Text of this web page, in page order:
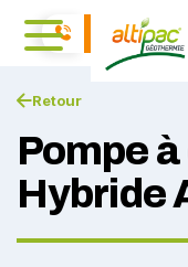
04 71 01
Retour
Pompe
Hybride